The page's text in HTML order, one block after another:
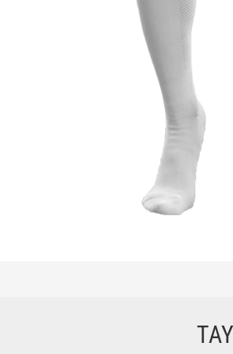
Ürün resmi kalitesiz, bozuk veya görüntülenemiyor.